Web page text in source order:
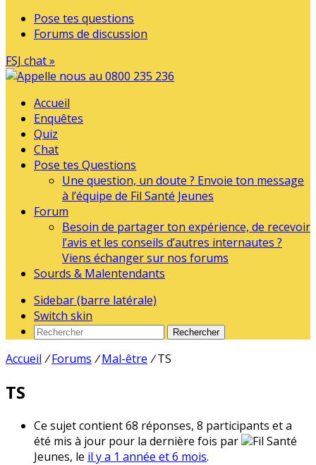
Pose tes questions
Forums de discussion
FSJ chat »
Accueil
Enquêtes
Quiz
Chat
Pose tes Questions
Une question, un doute ? Envoie ton message
à l’équipe de Fil Santé Jeunes
Forum
Besoin de partager ton expérience, de recevoir
l’avis et les conseils d’autres internautes ?
Viens échanger sur nos forums
Sourds & Malentendants
Sidebar (barre latérale)
Switch skin
Rechercher
Accueil / Forums / Mal-être / TS
TS
Ce sujet contient 68 réponses, 8 participants et a
été mis à jour pour la dernière fois par
Fil Santé
Jeunes, le il y a 1 année et 6 mois.